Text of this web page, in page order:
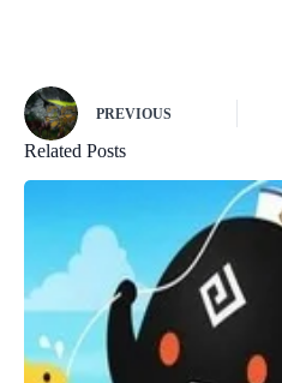
PREVIOUS
Related Posts